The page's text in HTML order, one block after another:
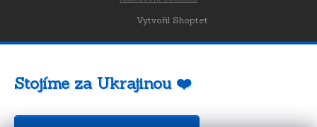
Vytvořil Shoptet
Stojíme za Ukrajinou ❤️